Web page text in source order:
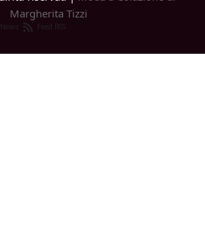
Margherita Tizzi
News Feed RSS